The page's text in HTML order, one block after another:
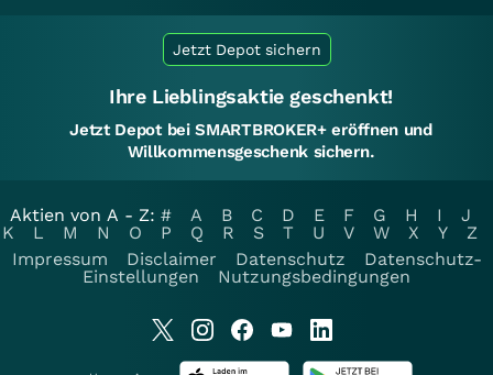
Jetzt Depot sichern
Ihre Lieblingsaktie geschenkt!
Jetzt Depot bei SMARTBROKER+ eröffnen und
Willkommensgeschenk sichern.
Aktien von A - Z: # A B C D E F G H I
J
K
L M N O P Q R S T U V W X Y
Z
Impressum
Disclaimer Datenschutz
Datenschutz-
Einstellungen
Nutzungsbedingungen